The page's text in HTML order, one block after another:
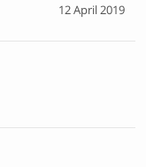
12 April 2019